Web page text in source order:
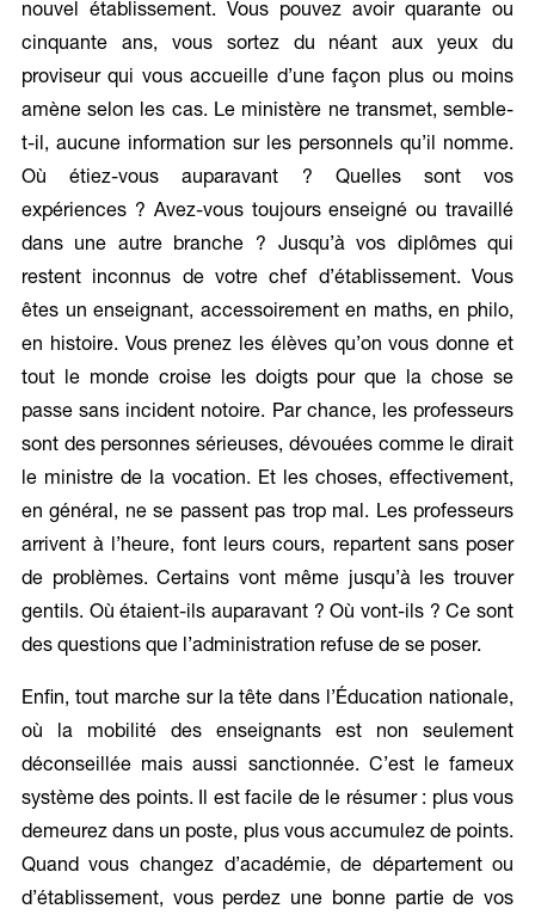
nouvel établissement. Vous pouvez avoir quarante ou
cinquante ans, vous sortez du néant aux yeux du
proviseur qui vous accueille d’une façon plus ou moins
amène selon les cas. Le ministère ne transmet, semble-
t-il, aucune information sur les personnels qu’il nomme.
Où étiez-vous auparavant ? Quelles sont vos
expériences ? Avez-vous toujours enseigné ou travaillé
dans une autre branche ? Jusqu’à vos diplômes qui
restent inconnus de votre chef d’établissement. Vous
êtes un enseignant, accessoirement en maths, en philo,
en histoire. Vous prenez les élèves qu’on vous donne et
tout le monde croise les doigts pour que la chose se
passe sans incident notoire. Par chance, les professeurs
sont des personnes sérieuses, dévouées comme le dirait
le ministre de la vocation. Et les choses, effectivement,
en général, ne se passent pas trop mal. Les professeurs
arrivent à l’heure, font leurs cours, repartent sans poser
de problèmes. Certains vont même jusqu’à les trouver
gentils. Où étaient-ils auparavant ? Où vont-ils ? Ce sont
des questions que l’administration refuse de se poser.
Enfin, tout marche sur la tête dans l’Éducation nationale,
où la mobilité des enseignants est non seulement
déconseillée mais aussi sanctionnée. C’est le fameux
système des points. Il est facile de le résumer : plus vous
demeurez dans un poste, plus vous accumulez de points.
Quand vous changez d’académie, de département ou
d’établissement, vous perdez une bonne partie de vos